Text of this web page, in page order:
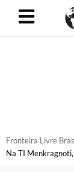
Fronteira Livre
Na TI